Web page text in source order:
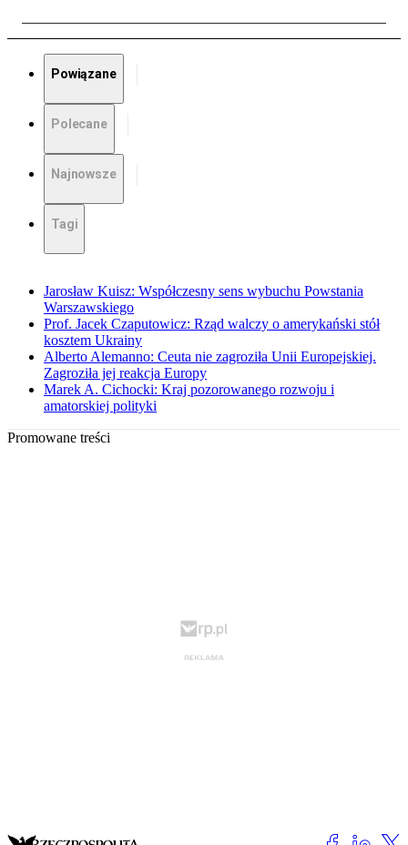
Powiązane
Polecane
Najnowsze
Tagi
Jarosław Kuisz: Współczesny sens wybuchu Powstania
Warszawskiego
Prof. Jacek Czaputowicz: Rząd walczy o amerykański stół
kosztem Ukrainy
Alberto Alemanno: Ceuta nie zagroziła Unii Europejskiej.
Zagroziła jej reakcja Europy
Marek A. Cichocki: Kraj pozorowanego rozwoju i
amatorskiej polityki
Promowane treści